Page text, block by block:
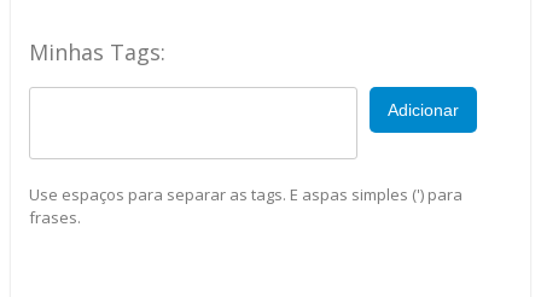
Minhas Tags:
Adicionar
Use espaços para separar as tags. E aspas simples (') para
frases.